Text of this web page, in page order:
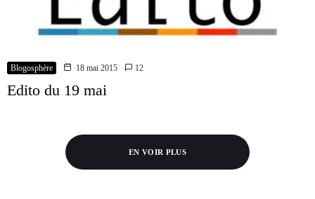
Blogosphère 18 mai 2015 12
Edito du 19 mai
EN VOIR PLUS